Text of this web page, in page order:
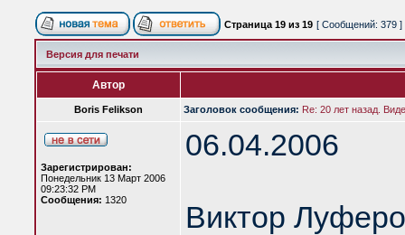
Страница 19 из 19 [ Сообщений: 379 ]
Версия для печати
Автор
Boris Felikson Заголовок сообщения: Re: 20 лет назад.
Зарегистрирован:
Понедельник 13 Март 2006
09:23:32 PM
Сообщения: 1320
06.04.2006
Виктор